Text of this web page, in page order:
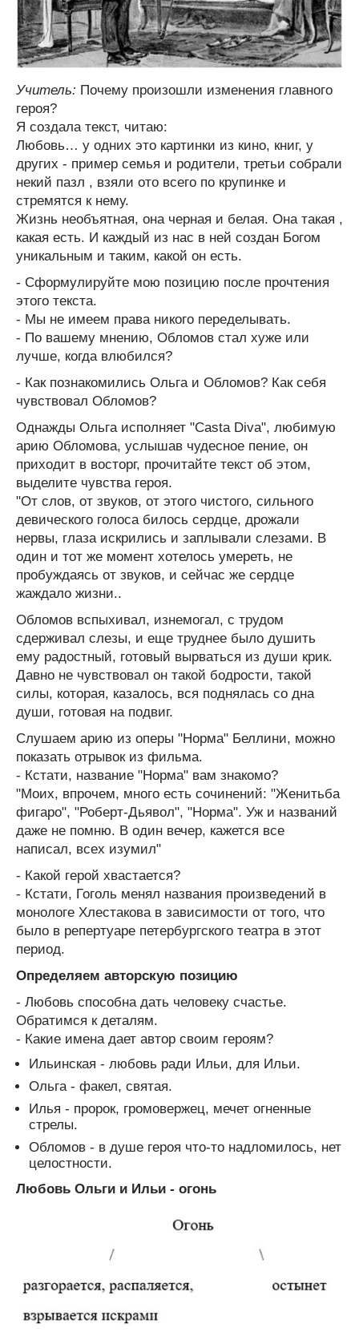
Учитель: Почему произошли изменения главного
героя?
Я создала текст, читаю:
Любовь… у одних это картинки из кино, книг, у
других - пример семья и родители, третьи собрали
некий пазл , взяли ото всего по крупинке и
стремятся к нему.
Жизнь необъятная, она черная и белая. Она такая ,
какая есть. И каждый из нас в ней создан Богом
уникальным и таким, какой он есть.
- Сформулируйте мою позицию после прочтения
этого текста.
- Мы не имеем права никого переделывать.
- По вашему мнению, Обломов стал хуже или
лучше, когда влюбился?
- Как познакомились Ольга и Обломов? Как себя
чувствовал Обломов?
Однажды Ольга исполняет "Casta Diva", любимую
арию Обломова, услышав чудесное пение, он
приходит в восторг, прочитайте текст об этом,
выделите чувства героя.
"От слов, от звуков, от этого чистого, сильного
девического голоса билось сердце, дрожали
нервы, глаза искрились и заплывали слезами. В
один и тот же момент хотелось умереть, не
пробуждаясь от звуков, и сейчас же сердце
жаждало жизни..
Обломов вспыхивал, изнемогал, с трудом
сдерживал слезы, и еще труднее было душить
ему радостный, готовый вырваться из души крик.
Давно не чувствовал он такой бодрости, такой
силы, которая, казалось, вся поднялась со дна
души, готовая на подвиг.
Слушаем арию из оперы "Норма" Беллини, можно
показать отрывок из фильма.
- Кстати, название "Норма" вам знакомо?
"Моих, впрочем, много есть сочинений: "Женитьба
фигаро", "Роберт-Дьявол", "Норма". Уж и названий
даже не помню. В один вечер, кажется все
написал, всех изумил"
- Какой герой хвастается?
- Кстати, Гоголь менял названия произведений в
монологе Хлестакова в зависимости от того, что
было в репертуаре петербургского театра в этот
период.
Определяем авторскую позицию
- Любовь способна дать человеку счастье.
Обратимся к деталям.
- Какие имена дает автор своим героям?
Ильинская - любовь ради Ильи, для Ильи.
Ольга - факел, святая.
Илья - пророк, громовержец, мечет огненные
стрелы.
Обломов - в душе героя что-то надломилось, нет
целостности.
Любовь Ольги и Ильи - огонь